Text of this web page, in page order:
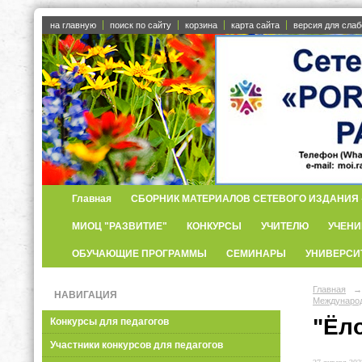
на главную поиск по сайту корзина карта сайта версия для
Главная СБОРНИК МАТЕРИАЛОВ СЕТЕВОГО ИЗДАНИЯ
МИОЦ "РАЗВИТИЕ" КОНКУРСЫ УЧИТЕЛЮ
ОБУЧАЮЩИЕ ПРОГРАММЫ СЕМИНАРЫ
НАВИГАЦИЯ
Конкурсы для педагогов
Участники конкурсов для педагогов
Главная
→